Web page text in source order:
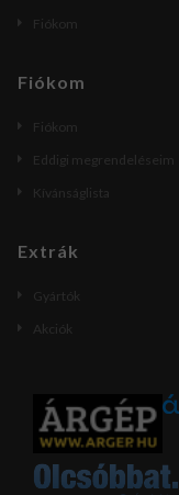
Fiókom
Fiókom
Fiókom
Eddigi megrendeléseim
Kívánságlista
Extrák
Gyártók
Akciók